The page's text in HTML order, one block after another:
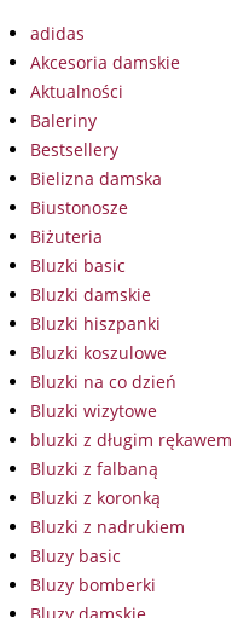
adidas
Akcesoria damskie
Aktualności
Baleriny
Bestsellery
Bielizna damska
Biustonosze
Biżuteria
Bluzki basic
Bluzki damskie
Bluzki hiszpanki
Bluzki koszulowe
Bluzki na co dzień
Bluzki wizytowe
bluzki z długim rękawem
Bluzki z falbaną
Bluzki z koronką
Bluzki z nadrukiem
Bluzy basic
Bluzy bomberki